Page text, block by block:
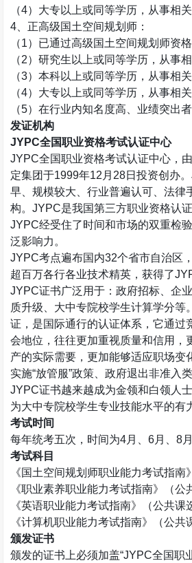
（4）大专以上或同等学历，从事相
4 、正高级国土空间规划师：
（1）已通过高级国土空间规划师资格
（2）研究生以上或同等学历，从事
（3）本科以上或同等学历，从事相
（4）大专以上或同等学历，从事相
（5）在行业内知名度高、业绩突出者
发证机构
JYPC全国职业资格考试认证中心
JYPC全国职业资格考试认证中心，
定集团于1999年12 月 28日投资创办。
早、规模较大、行业普遍认可、法律
构。JYPC是我国第三方职业资格认
JYPC经受住了时间和市场的双重检
泛影响力。
JYPC考点遍布国内32个省市自治区
超百万各行各业技术精英，获得了
JYPC证书广泛用于：政府招标、企
质升级、大中专院校学生计算学分等
证，是国际通行的认证体系，它通过
会地位，往往更加重视质量和信用，
产的实际需要，更加能够适应职场变
实施“放管服”政策、政府退出非准入
JYPC证书越来越成为金领和白领人
为大中专院校学生专业技能水平的有
考试时间
每年统考五次，时间为4月、6月、8
考试科目
《国土空间规划师职业能力考试指南
《职业素养职业能力考试指南》（公
《英语职业能力考试指南》（公共课
《计算机职业能力考试指南》（公共
颁发证书
颁发的证书上必须加盖“JYPC全国职